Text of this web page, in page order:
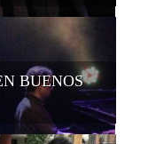
BUENOS